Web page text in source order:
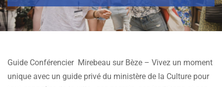
Guide Conférencier Mirebeau sur Bèze – Vivez un moment
unique avec un guide privé du ministère de la Culture pour